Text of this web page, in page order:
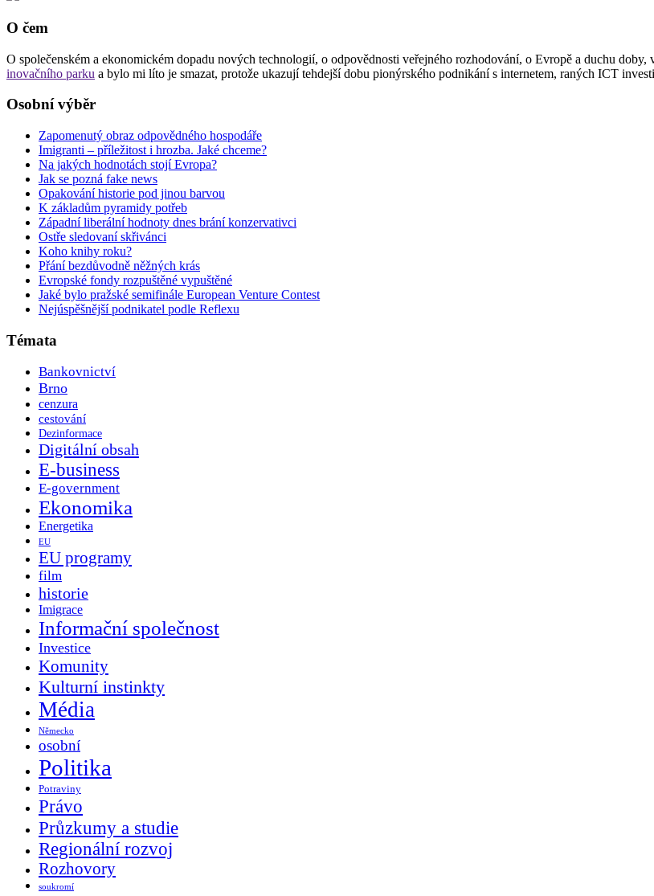
O čem
O společenském a ekonomickém dopadu nových technologií, o odpovědnosti veřejného rozhodování, o Evropě a duchu
inovačního parku a bylo mi líto je smazat, protože ukazují tehdejší dobu pionýrského podnikání s internetem, raných ICT
Osobní výběr
Zapomenutý obraz odpovědného hospodáře
Imigranti – příležitost i hrozba. Jaké chceme?
Na jakých hodnotách stojí Evropa?
Jak se pozná fake news
Opakování historie pod jinou barvou
K základům pyramidy potřeb
Západní liberální hodnoty dnes brání konzervativci
Ostře sledovaní skřivánci
Koho knihy roku?
Přání bezdůvodně něžných krás
Evropské fondy rozpuštěné vypuštěné
Jaké bylo pražské semifinále European Venture Contest
Nejúspěšnější podnikatel podle Reflexu
Témata
Bankovnictví
Brno
cenzura
cestování
Dezinformace
Digitální obsah
E-business
E-government
Ekonomika
Energetika
EU
EU programy
film
historie
Imigrace
Informační společnost
Investice
Komunity
Kulturní instinkty
Média
Německo
osobní
Politika
Potraviny
Právo
Průzkumy a studie
Regionální rozvoj
Rozhovory
soukromí